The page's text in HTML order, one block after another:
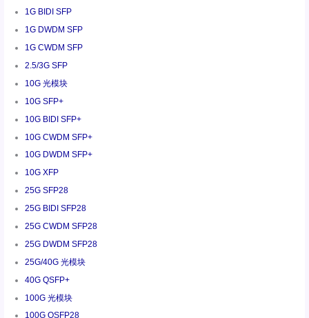
1G BIDI SFP
1G DWDM SFP
1G CWDM SFP
2.5/3G SFP
10G 光模块
10G SFP+
10G BIDI SFP+
10G CWDM SFP+
10G DWDM SFP+
10G XFP
25G SFP28
25G BIDI SFP28
25G CWDM SFP28
25G DWDM SFP28
25G/40G 光模块
40G QSFP+
100G 光模块
100G QSFP28